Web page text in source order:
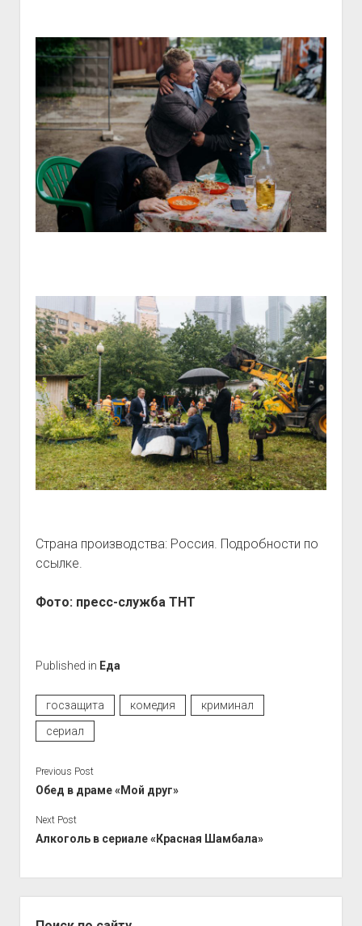
Страна производства: Россия. Подробности по
ссылке.
Фото: пресс-служба ТНТ
Published in Еда
госзащита комедия
криминал
сериал
Previous Post
Обед в драме «Мой друг»
Next Post
Алкоголь в сериале «Красная Шамбала»